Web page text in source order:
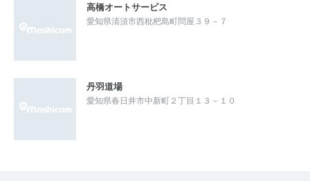
高橋オートサービス
愛知県清須市西枇杷島町問屋３９－７
丹羽道場
愛知県春日井市中新町２丁目１３－１０